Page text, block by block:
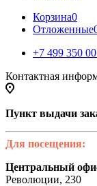
Корзина0
Отложенные
+7 499 350
Контактная
Пункт выдачи
Для посещения:
Центральный
Революции, 230